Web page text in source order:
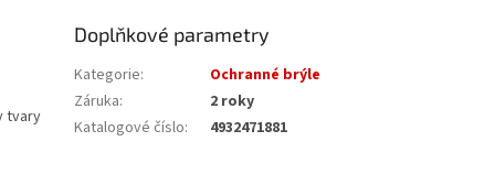
tvary
Doplňkové parametry
Kategorie:
Ochranné brýle
Záruka:
2 roky
Katalogové číslo: 4932471881